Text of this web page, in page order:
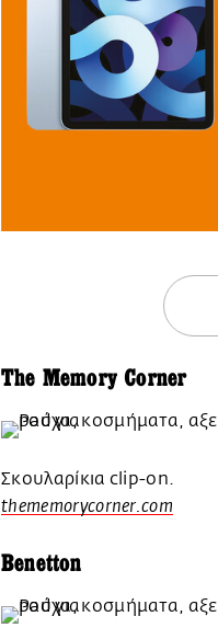
The Memory Corner
Σκουλαρίκια clip-on.
thememorycorner.com
Benetton